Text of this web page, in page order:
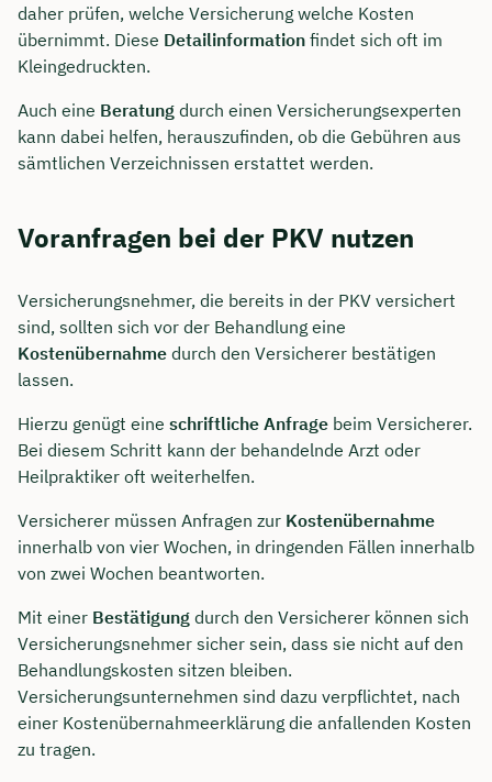
daher prüfen, welche Versicherung welche Kosten
übernimmt. Diese Detailinformation findet sich oft im
Kleingedruckten.
Auch eine Beratung durch einen Versicherungsexperten
kann dabei helfen, herauszufinden, ob die Gebühren aus
sämtlichen Verzeichnissen erstattet werden.
Voranfragen bei der PKV nutzen
Versicherungsnehmer, die bereits in der PKV versichert
sind, sollten sich vor der Behandlung eine
Kostenübernahme durch den Versicherer bestätigen
lassen.
Hierzu genügt eine schriftliche Anfrage beim Versicherer.
Bei diesem Schritt kann der behandelnde Arzt oder
Heilpraktiker oft weiterhelfen.
Versicherer müssen Anfragen zur Kostenübernahme
innerhalb von vier Wochen, in dringenden Fällen innerhalb
von zwei Wochen beantworten.
Mit einer Bestätigung durch den Versicherer können sich
Versicherungsnehmer sicher sein, dass sie nicht auf den
Behandlungskosten sitzen bleiben.
Versicherungsunternehmen sind dazu verpflichtet, nach
einer Kostenübernahmeerklärung die anfallenden Kosten
zu tragen.